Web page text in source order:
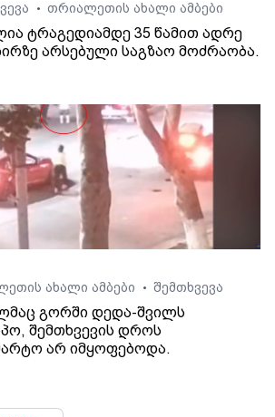
• თრიალეთის ახალი ამბები
ტრაგედიამდე 35 წამით ადრე
არსებული საგზაო მოძრაობა.
ახალი ამბები • შემთხვევა
გორში დედა-შვილს
შემთხვევის დროს
არ იმყოფებოდა.